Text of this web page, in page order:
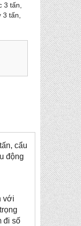
3 tấn,
tấn,
cẩu
động
với
đi số